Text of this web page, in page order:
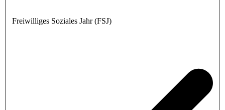
Freiwilliges Soziales Jahr (FSJ)